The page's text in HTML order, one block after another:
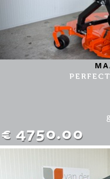
€ 4750.00